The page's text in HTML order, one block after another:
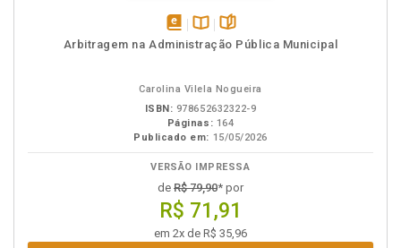
disponível
Disponível
páginas
Arbitragem na Administração Pública Municipal
Carolina Vilela Nogueira
ISBN: 978652632322-9
Páginas: 164
Publicado em: 15/05/2026
VERSÃO IMPRESSA
de R$ 79,90* por
R$ 71,91
em 2x de R$ 35,96